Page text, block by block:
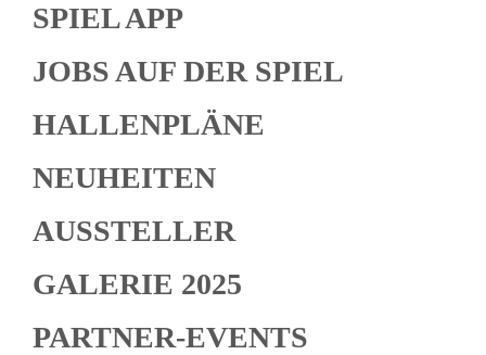
SPIEL APP
JOBS AUF DER SPIEL
HALLENPLÄNE
NEUHEITEN
AUSSTELLER
GALERIE 2025
PARTNER-EVENTS